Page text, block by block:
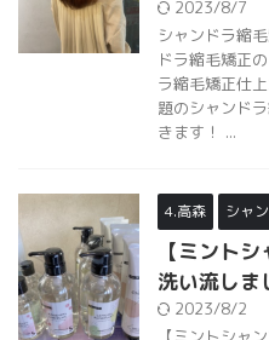
2023/8/7
シャンドラ縮
ドラ縮毛矯正
ラ縮毛矯正仕
題のシャンド
きます！ ...
4.高森 シャ
【ミント
洗い流しま
2023/8/2